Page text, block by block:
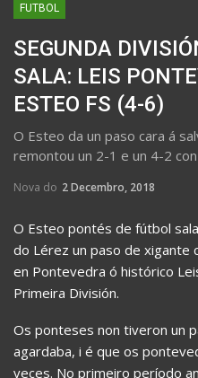
FUTBOL
SEGUNDA
SALA: LEIS
ESTEO FS (4-6)
O Esteo da un paso cara á
remontou un 2-1 e un 4-2
Nova do 2 Decembro, 2018
O Esteo pontés de fútbol
do Lérez un paso de xigante
en Pontevedra ó histórico
Primeira División.
Os ponteses non tiveron un
agardaba, i é que os
veces. No primeiro período